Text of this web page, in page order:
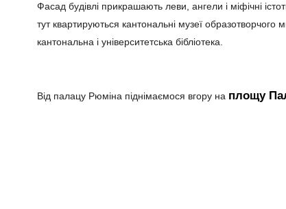
Фасад будівлі прикрашають леви, ангели і міфічні
тут квартируються кантональні музеї образотворчого
кантональна і університетська бібліотека.
Від палацу Рюміна піднімаємося вгору на площу